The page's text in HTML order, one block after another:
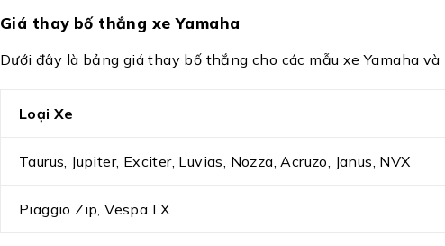
Giá thay bố thắng xe Yamaha
Dưới đây là bảng giá thay bố thắng cho các mẫu xe Yamaha và
Loại Xe
Taurus, Jupiter, Exciter, Luvias, Nozza, Acruzo, Janus, NVX
Piaggio Zip, Vespa LX